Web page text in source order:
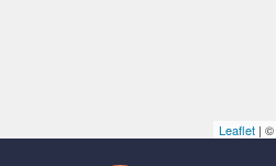
Leaflet | ©